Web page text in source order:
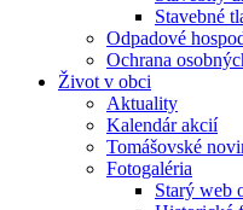
Stavebné
Odpadové
Ochrana
Život v obci
Aktuality
Kalendár akcií
Tomášovské
Fotogaléria
Starý web